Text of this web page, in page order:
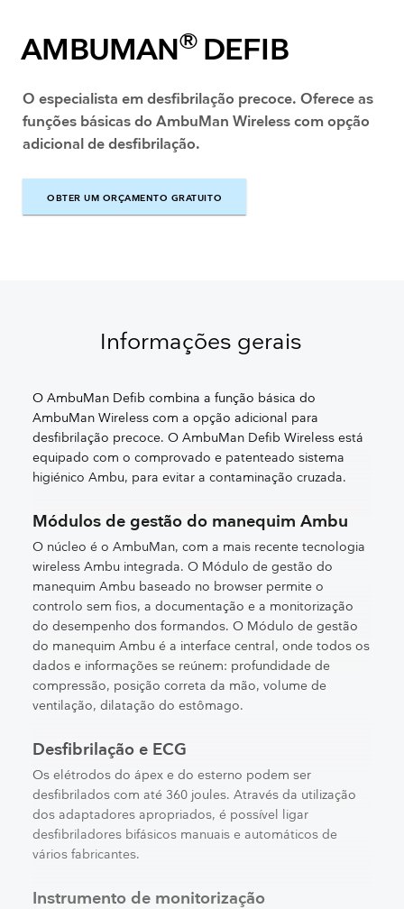
AMBUMAN®DEFIB
O especialista em desfibrilação precoce. Oferece as
funções básicas do AmbuMan Wireless com opção
adicional de desfibrilação.
OBTER UM ORÇAMENTO GRATUITO
Informações gerais
O AmbuMan Defib combina a função básica do
AmbuMan Wireless com a opção adicional para
desfibrilação precoce. O AmbuMan Defib Wireless está
equipado com o comprovado e patenteado sistema
higiénico Ambu, para evitar a contaminação cruzada.
Módulos de gestão do manequim Ambu
O núcleo é o AmbuMan, com a mais recente tecnologia
wireless Ambu integrada. O Módulo de gestão do
manequim Ambu baseado no browser permite o
controlo sem fios, a documentação e a monitorização
do desempenho dos formandos. O Módulo de gestão
do manequim Ambu é a interface central, onde todos os
dados e informações se reúnem: profundidade de
compressão, posição correta da mão, volume de
ventilação, dilatação do estômago.
Desfibrilação e ECG
Os elétrodos do ápex e do esterno podem ser
desfibrilados com até 360 joules. Através da utilização
dos adaptadores apropriados, é possível ligar
desfibriladores bifásicos manuais e automáticos de
vários fabricantes.
Instrumento de monitorização